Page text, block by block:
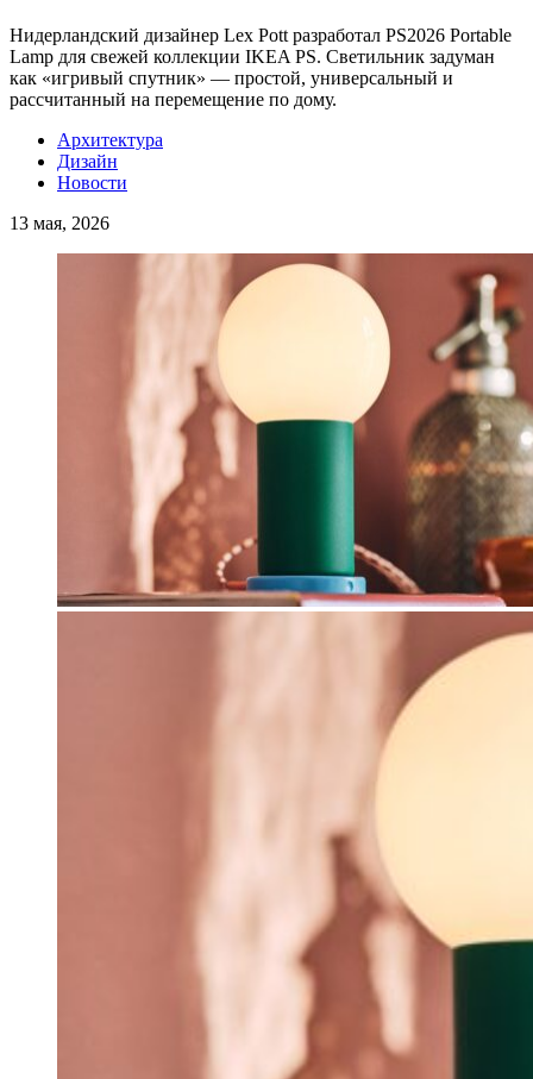
Нидерландский дизайнер Lex Pott разработал PS2026 Portable
Lamp для свежей коллекции IKEA PS. Светильник задуман
как «игривый спутник» — простой, универсальный и
рассчитанный на перемещение по дому.
Архитектура
Дизайн
Новости
13 мая, 2026